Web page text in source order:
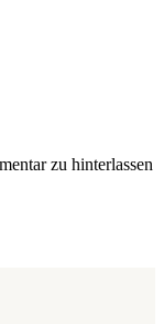
zu hinterlassen